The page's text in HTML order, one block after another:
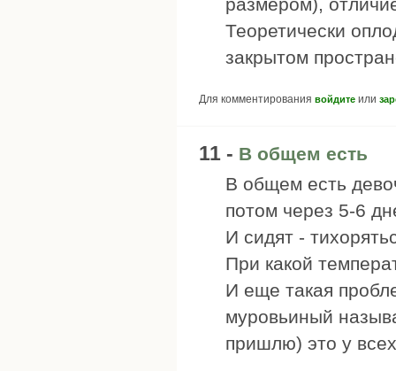
Теоретически
закрытом
Для комментирования войдите или
11 - В общем есть
В общем есть
потом через 5-6
И сидят -
При какой
И еще такая
муровьиный
пришлю) это у